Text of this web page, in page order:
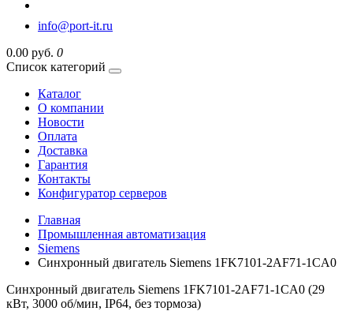
info@port-it.ru
0.00 руб. 0
Список категорий
Каталог
О компании
Новости
Оплата
Доставка
Гарантия
Контакты
Конфигуратор серверов
Главная
Промышленная автоматизация
Siemens
Синхронный двигатель Siemens 1FK7101-2AF71-1CA0
Синхронный двигатель Siemens 1FK7101-2AF71-1CA0 (29
кВт, 3000 об/мин, IP64, без тормоза)